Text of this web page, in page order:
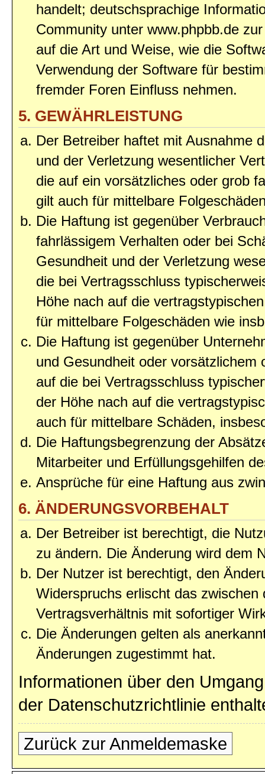
handelt; deutschsprachige
Community unter www.phpbb.de
auf die Art und Weise, wie die
Verwendung der Software für
fremder Foren Einfluss nehmen.
5. GEWÄHRLEISTUNG
Der Betreiber haftet mit Ausnahme
und der Verletzung wesentlicher
die auf ein vorsätzliches oder grob
gilt auch für mittelbare
Die Haftung ist gegenüber
fahrlässigem Verhalten oder bei
Gesundheit und der Verletzung
die bei Vertragsschluss
Höhe nach auf die
für mittelbare Folgeschäden wie
Die Haftung ist gegenüber
und Gesundheit oder
auf die bei Vertragsschluss
der Höhe nach auf die
auch für mittelbare Schäden,
Die Haftungsbegrenzung der
Mitarbeiter und Erfüllungsgehilfen
Ansprüche für eine Haftung aus
6. ÄNDERUNGSVORBEHALT
Der Betreiber ist berechtigt, die
zu ändern. Die Änderung wird dem
Der Nutzer ist berechtigt, den
Widerspruchs erlischt das
Vertragsverhältnis mit sofortiger
Die Änderungen gelten als
Änderungen zugestimmt hat.
Informationen über den
der Datenschutzrichtlinie
Zurück zur Anmeldemaske